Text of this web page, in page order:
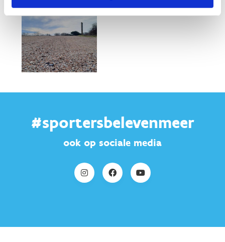
#sportersbelevenmeer
ook op sociale media